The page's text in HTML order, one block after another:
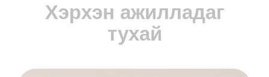
Хэрхэн ажилладаг
тухай